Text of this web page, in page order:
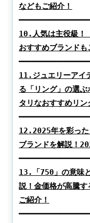
10.人気は主役級！
おすすめブランドも
11.ジュエリーアイ
る「リング」の選
タリなおすすめリン
12.2025年を彩った
ブランドを解説！
13.「750」の意味
説！金価格が高騰
ご紹介！